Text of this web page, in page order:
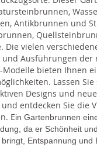
Antikbrunnen und
Die vielen
Ausführungen der
bieten Ihnen
Lassen
Designs und
entdecken Sie die
Ein Gartenbrunnen
da er Schönheit
Entspannung und